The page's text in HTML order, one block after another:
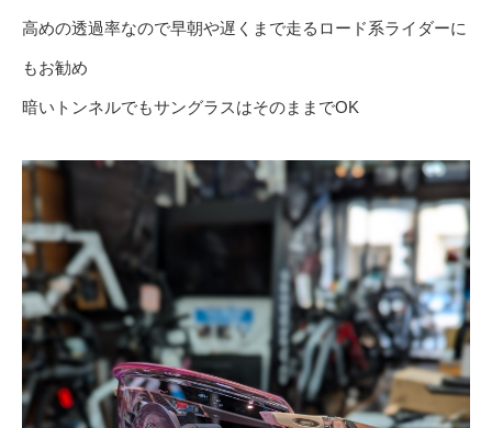
高めの透過率なので早朝や遅くまで走るロード系ライダーに
もお勧め
暗いトンネルでもサングラスはそのままでOK